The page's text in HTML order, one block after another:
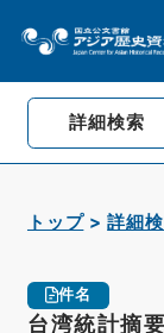
詳細検索
トップ 詳細
件名
台湾統計摘